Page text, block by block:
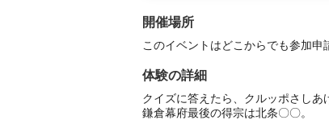
開催場所
このイベントはどこからでも参加申
体験の詳細
クイズに答えたら、クルッポさしあ
鎌倉幕府最後の得宗は北条〇〇。